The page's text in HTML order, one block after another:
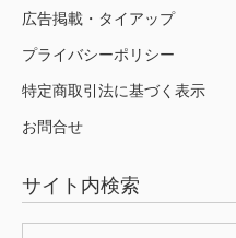
広告掲載・タイアップ
プライバシーポリシー
特定商取引法に基づく表示
お問合せ
サイト内検索